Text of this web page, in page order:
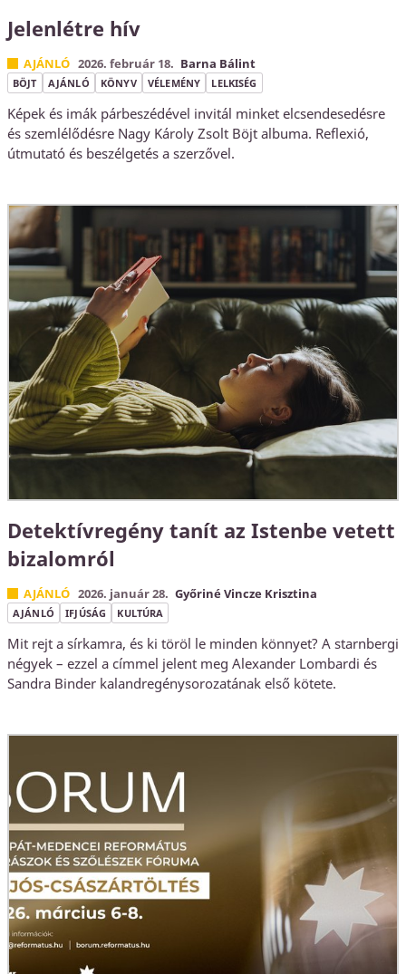
Jelenlétre hív
AJÁNLÓ 2026. február 18. Barna Bálint
BÖJT AJÁNLÓ KÖNYV VÉLEMÉNY LELKISÉG
Képek és imák párbeszédével invitál minket elcsendesedésre
és szemlélődésre Nagy Károly Zsolt Böjt albuma. Reflexió,
útmutató és beszélgetés a szerzővel.
Detektívregény tanít az Istenbe vetett
bizalomról
AJÁNLÓ 2026. január 28. Győriné Vincze Krisztina
AJÁNLÓ IFJÚSÁG KULTÚRA
Mit rejt a sírkamra, és ki töröl le minden könnyet? A starnbergi
négyek – ezzel a címmel jelent meg Alexander Lombardi és
Sandra Binder kalandregénysorozatának első kötete.